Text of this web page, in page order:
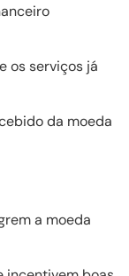
os serviços já
da moeda
a moeda